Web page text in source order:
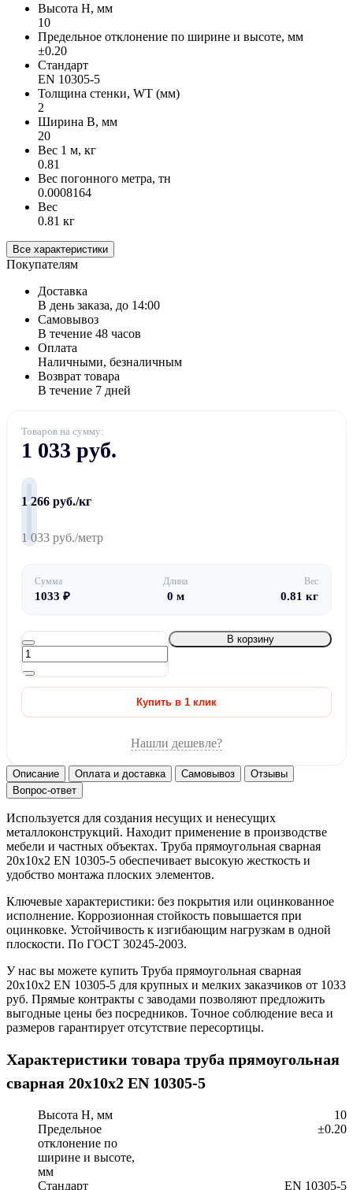
Высота H, мм
10
Предельное отклонение по ширине и высоте, мм
±0.20
Стандарт
EN 10305-5
Толщина стенки, WT (мм)
2
Ширина В, мм
20
Вес 1 м, кг
0.81
Вес погонного метра, тн
0.0008164
Вес
0.81 кг
Все характеристики
Покупателям
Доставка
В день заказа, до 14:00
Самовывоз
В течение 48 часов
Оплата
Наличными, безналичным
Возврат товара
В течение 7 дней
Товаров на сумму:
1 033 руб.
1 266 руб./кг
1 033 руб./метр
Сумма
1033 ₽
Длина
0 м
Вес
0.81 кг
В корзину
Купить в 1 клик
Нашли дешевле?
Описание Оплата и доставка Самовывоз
Отзывы
Вопрос-ответ
Используется для создания несущих и ненесущих
металлоконструкций. Находит применение в производстве
мебели и частных объектах. Труба прямоугольная сварная
20х10х2 EN 10305-5 обеспечивает высокую жесткость и
удобство монтажа плоских элементов.
Ключевые характеристики: без покрытия или оцинкованное
исполнение. Коррозионная стойкость повышается при
оцинковке. Устойчивость к изгибающим нагрузкам в одной
плоскости. По ГОСТ 30245-2003.
У нас вы можете купить Труба прямоугольная сварная
20х10х2 EN 10305-5 для крупных и мелких заказчиков от 1033
руб. Прямые контракты с заводами позволяют предложить
выгодные цены без посредников. Точное соблюдение веса и
размеров гарантирует отсутствие пересортицы.
Характеристики товара труба прямоугольная
сварная 20х10х2 EN 10305-5
Высота H, мм
10
Предельное
отклонение по
ширине и высоте,
мм
±0.20
Стандарт EN 10305-5